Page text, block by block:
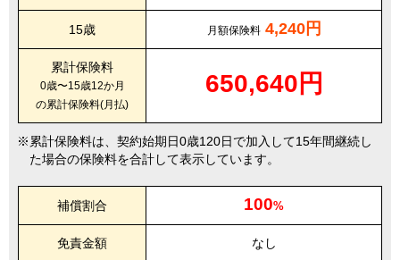
15歳 月額保険料 4,240円
累計保険料
0歳〜15歳12か月
の累計保険料(月払)
650,640円
累計保険料は、契約始期日0歳120日で加入して15年間継続し
た場合の保険料を合計して表示しています。
補償割合 100%
免責金額 なし